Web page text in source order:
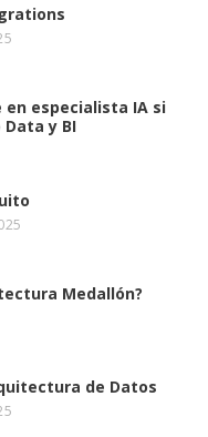
en especialista IA si
y BI
Medallón?
de Datos